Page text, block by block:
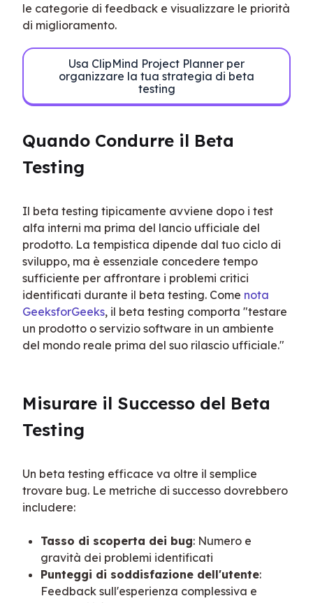
le categorie di feedback e visualizzare le priorità
di miglioramento.
Usa ClipMind Project Planner per
organizzare la tua strategia di beta
testing
Quando Condurre il Beta
Testing
Il beta testing tipicamente avviene dopo i test
alfa interni ma prima del lancio ufficiale del
prodotto. La tempistica dipende dal tuo ciclo di
sviluppo, ma è essenziale concedere tempo
sufficiente per affrontare i problemi critici
identificati durante il beta testing. Come nota
GeeksforGeeks, il beta testing comporta "testare
un prodotto o servizio software in un ambiente
del mondo reale prima del suo rilascio ufficiale."
Misurare il Successo del Beta
Testing
Un beta testing efficace va oltre il semplice
trovare bug. Le metriche di successo dovrebbero
includere:
Tasso di scoperta dei bug: Numero e
gravità dei problemi identificati
Punteggi di soddisfazione dell'utente:
Feedback sull'esperienza complessiva e